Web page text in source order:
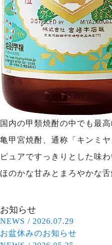
国内の甲類焼酎の中でも最
亀甲宮焼酎、通称「キンミヤ
ピュアですっきりとした味
ほのかな甘みとまろやかな舌
お知らせ
NEWS / 2026.07.29
お盆休みのお知らせ